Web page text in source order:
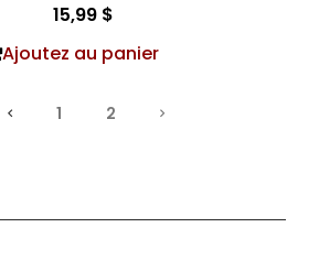
15,99 $
Ajoutez au panier
1 2